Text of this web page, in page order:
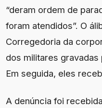
“deram ordem de
foram atendidos”. O
Corregedoria da
dos militares
Em seguida, eles
A denúncia foi